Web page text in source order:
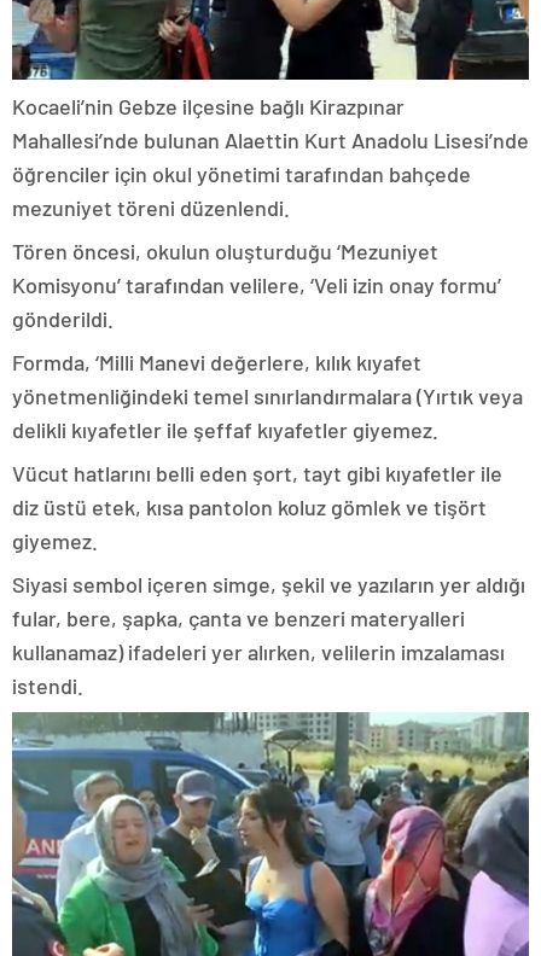
Kocaeli’nin Gebze ilçesine bağlı Kirazpınar
Mahallesi’nde bulunan Alaettin Kurt Anadolu Lisesi’nde
öğrenciler için okul yönetimi tarafından bahçede
mezuniyet töreni düzenlendi.
Tören öncesi, okulun oluşturduğu ‘Mezuniyet
Komisyonu’ tarafından velilere, ‘Veli izin onay formu’
gönderildi.
Formda, ‘Milli Manevi değerlere, kılık kıyafet
yönetmenliğindeki temel sınırlandırmalara (Yırtık veya
delikli kıyafetler ile şeffaf kıyafetler giyemez.
Vücut hatlarını belli eden şort, tayt gibi kıyafetler ile
diz üstü etek, kısa pantolon koluz gömlek ve tişört
giyemez.
Siyasi sembol içeren simge, şekil ve yazıların yer aldığı
fular, bere, şapka, çanta ve benzeri materyalleri
kullanamaz) ifadeleri yer alırken, velilerin imzalaması
istendi.